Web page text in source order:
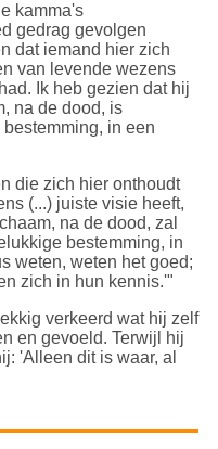
kamma's
gedrag gevolgen
dat iemand hier zich
van levende wezens
Ik heb gezien dat hij
na de dood, is
in een
die zich hier onthoudt
(...) juiste visie heeft,
na de dood, zal
bestemming, in
weten, weten het goed;
zich in hun kennis.'"
verkeerd wat hij zelf
en gevoeld. Terwijl hij
'Alleen dit is waar, al